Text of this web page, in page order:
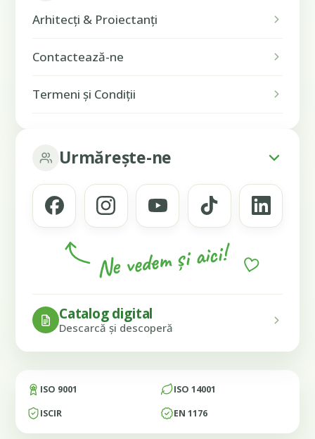
Arhitecți & Proiectanți
Contactează-ne
Termeni și Condiții
Urmărește-ne
Ne vedem și aici!
Catalog digital
Descarcă și descoperă
ISO 9001
ISO 14001
ISCIR
EN 1176